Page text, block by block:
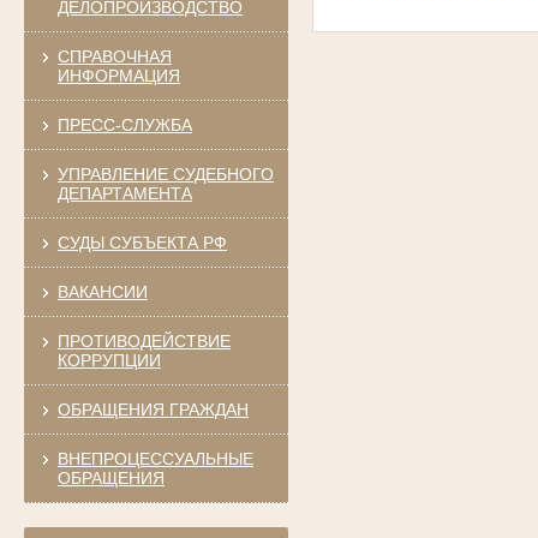
ДЕЛОПРОИЗВОДСТВО
СПРАВОЧНАЯ
ИНФОРМАЦИЯ
ПРЕСС-СЛУЖБА
УПРАВЛЕНИЕ СУДЕБНОГО
ДЕПАРТАМЕНТА
СУДЫ СУБЪЕКТА РФ
ВАКАНСИИ
ПРОТИВОДЕЙСТВИЕ
КОРРУПЦИИ
ОБРАЩЕНИЯ ГРАЖДАН
ВНЕПРОЦЕССУАЛЬНЫЕ
ОБРАЩЕНИЯ